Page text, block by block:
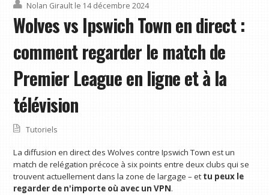
Nolan Girault le 14 décembre 2024
Wolves vs Ipswich Town en direct :
comment regarder le match de
Premier League en ligne et à la
télévision
Tutoriels
La diffusion en direct des Wolves contre Ipswich Town est un
match de relégation précoce à six points entre deux clubs qui se
trouvent actuellement dans la zone de largage – et tu peux le
regarder de n'importe où avec un VPN.